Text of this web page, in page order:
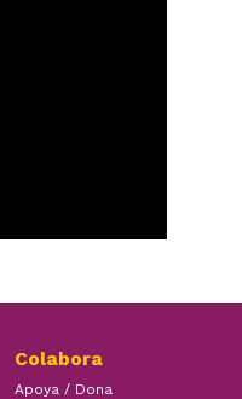
Colabora
Apoya / Dona